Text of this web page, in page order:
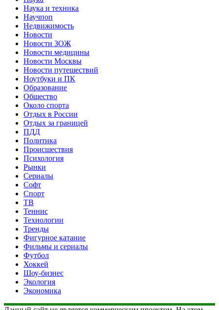
Наука и техника
Научпоп
Недвижимость
Новости
Новости ЗОЖ
Новости медицины
Новости Москвы
Новости путешествий
Ноутбуки и ПК
Образование
Общество
Около спорта
Отдых в России
Отдых за границей
ПДД
Политика
Происшествия
Психология
Рынки
Сериалы
Софт
Спорт
ТВ
Теннис
Технологии
Тренды
Фигурное катание
Фильмы и сериалы
Футбол
Хоккей
Шоу-бизнес
Экология
Экономика